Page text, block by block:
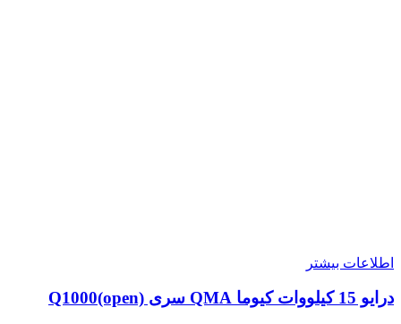
اطلاعات بیشتر
درایو 15 کیلووات کیوما QMA سری Q1000(open)